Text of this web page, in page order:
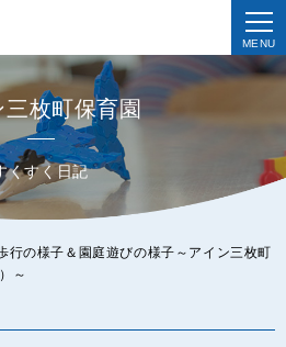
MENU
枚町保育園
くすく日記
行の様子＆園庭遊びの様子～アイン三枚町
～